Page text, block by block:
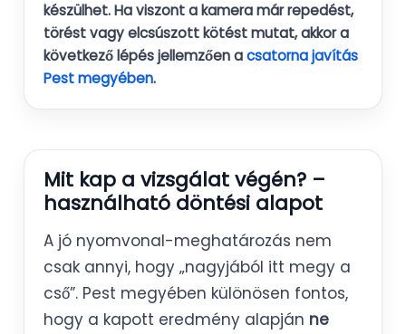
készülhet. Ha viszont a kamera már repedést,
törést vagy elcsúszott kötést mutat, akkor a
következő lépés jellemzően acsatorna javítás
Pest megyében.
Mit kap a vizsgálat végén? –
használható döntési alapot
A jó nyomvonal-meghatározás nem
csak annyi, hogy „nagyjából itt megy a
cső”. Pest megyében különösen fontos,
hogy a kapott eredmény alapján ne